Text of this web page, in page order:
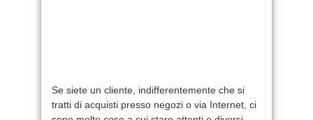
Se siete un cliente, indifferentemente che si
tratti di acquisti presso negozi o via Internet, ci